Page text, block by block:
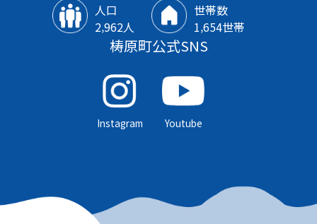
人口
2‚962人
世帯数
1‚654世帯
梼原町公式SNS
Instagram Youtube